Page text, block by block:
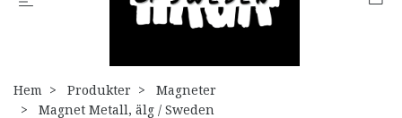
Hem Produkter
Magneter
Magnet Metall, älg / Sweden